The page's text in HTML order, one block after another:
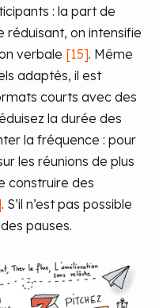
: la part de
réduisant, on intensifie
verbale [15]. Même
adaptés, il est
courts avec des
la durée des
la fréquence : pour
les réunions de plus
construire des
. S’il n’est pas possible
pauses.